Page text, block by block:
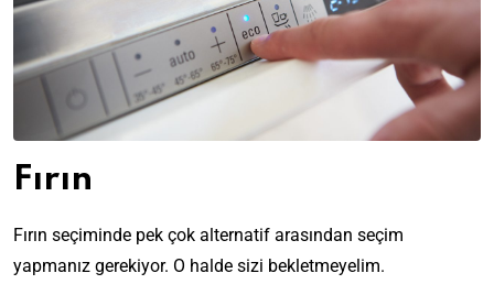
Fırın
Fırın seçiminde pek çok alternatif arasından seçim
yapmanız gerekiyor. O halde sizi bekletmeyelim.